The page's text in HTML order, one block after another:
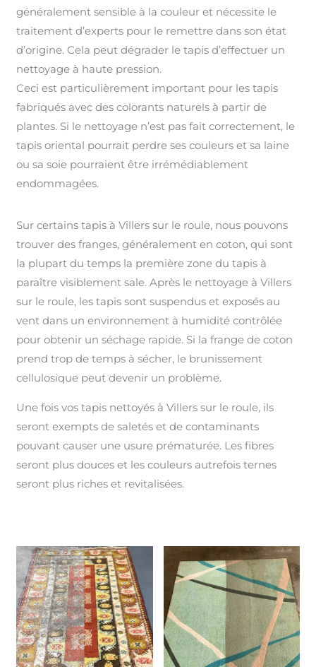
généralement sensible à la couleur et nécessite le
traitement d’experts pour le remettre dans son état
d’origine. Cela peut dégrader le tapis d’effectuer un
nettoyage à haute pression.
Ceci est particulièrement important pour les tapis
fabriqués avec des colorants naturels à partir de
plantes. Si le nettoyage n’est pas fait correctement, le
tapis oriental pourrait perdre ses couleurs et sa laine
ou sa soie pourraient être irrémédiablement
endommagées.
Sur certains tapis à Villers sur le roule, nous pouvons
trouver des franges, généralement en coton, qui sont
la plupart du temps la première zone du tapis à
paraître visiblement sale. Après le nettoyage à Villers
sur le roule, les tapis sont suspendus et exposés au
vent dans un environnement à humidité contrôlée
pour obtenir un séchage rapide. Si la frange de coton
prend trop de temps à sécher, le brunissement
cellulosique peut devenir un problème.
Une fois vos tapis nettoyés à Villers sur le roule, ils
seront exempts de saletés et de contaminants
pouvant causer une usure prématurée. Les fibres
seront plus douces et les couleurs autrefois ternes
seront plus riches et revitalisées.